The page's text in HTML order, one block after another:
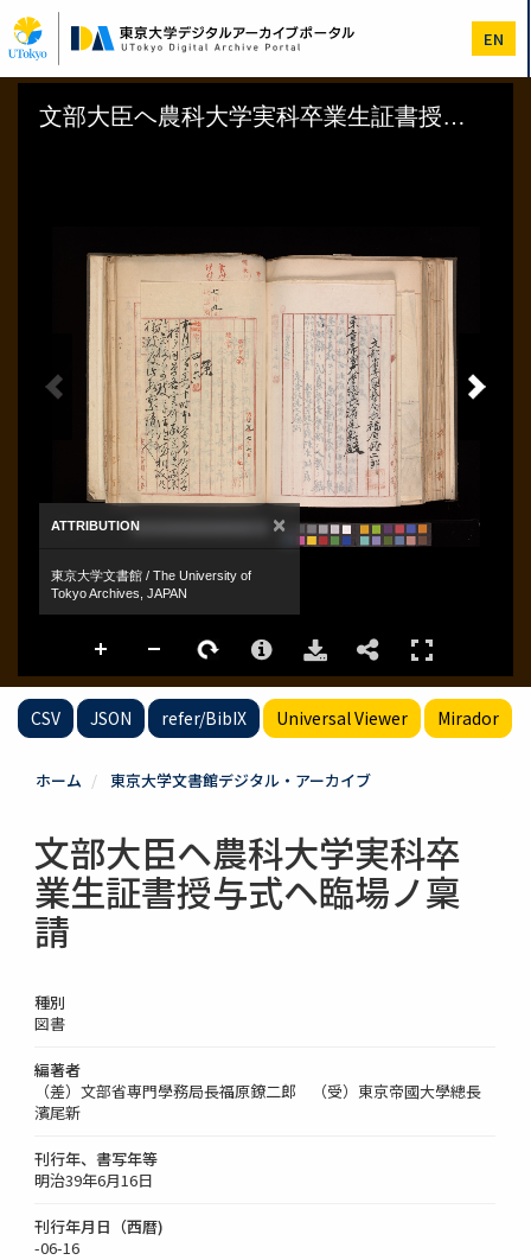
イ
ン
コ
EN
CSV JSON refer/BibIX Universal Viewer Mirador
ホーム 東京大学文書館デジタル・アーカイブ
文部大臣ヘ農科大学実科卒
業生証書授与式ヘ臨場ノ稟
請
種別
図書
編著者
（差）文部省専門學務局長福原鐐二郎 （受）東京帝國大學總長
濱尾新
刊行年、書写年等
明治39年6月16日
刊行年月日（西暦)
-06-16